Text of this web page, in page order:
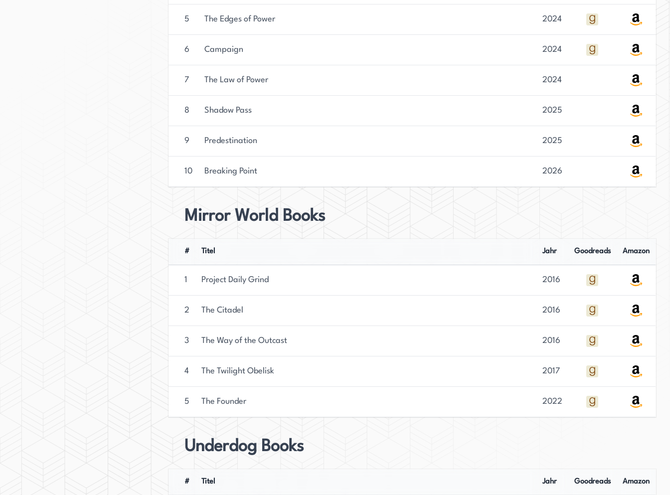
5 The Edges of Power 2024
6 Campaign 2024
7 The Law of Power 2024
8 Shadow Pass 2025
9 Predestination 2025
10 Breaking Point 2026
Mirror World Books
# Titel Jahr Goodreads Amazon
1 Project Daily Grind 2016
2 The Citadel 2016
3 The Way of the Outcast 2016
4 The Twilight Obelisk 2017
5 The Founder 2022
Underdog Books
# Titel Jahr Goodreads Amazon